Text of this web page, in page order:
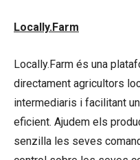
Locally.Farm
Locally.Farm és una
directament agricultors
intermediaris i facilitant
eficient. Ajudem els
senzilla les seves